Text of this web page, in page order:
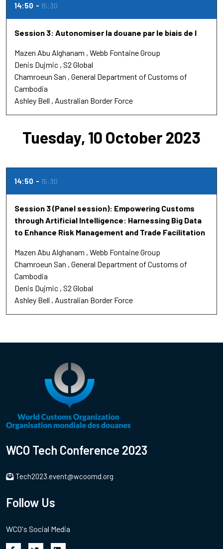
14:50 15:30
Session 3: Autonomiser la douane par le biais de l
Mazen Abu Alghanam Webb Fontaine Group
Denis Dujmic S2 Global
Chamroeun San General Department of Customs of
Cambodia
Ashley Bell
Australian Border Force
Tuesday, 10 October 2023
14:50 15:30
Session 3 (Panel session): Empowering Customs
through Artificial Intelligence: Harnessing Big Data
to Enhance Risk Management and Trade Facilitation
Mazen Abu Alghanam Webb Fontaine Group
Chamroeun San General Department of Customs of
Cambodia
Denis Dujmic S2 Global
Ashley Bell
Australian Border Force
WCO Tech Conference 2023
Tech2023.event@wcoomd.org
Follow Us
WCO's Social Media